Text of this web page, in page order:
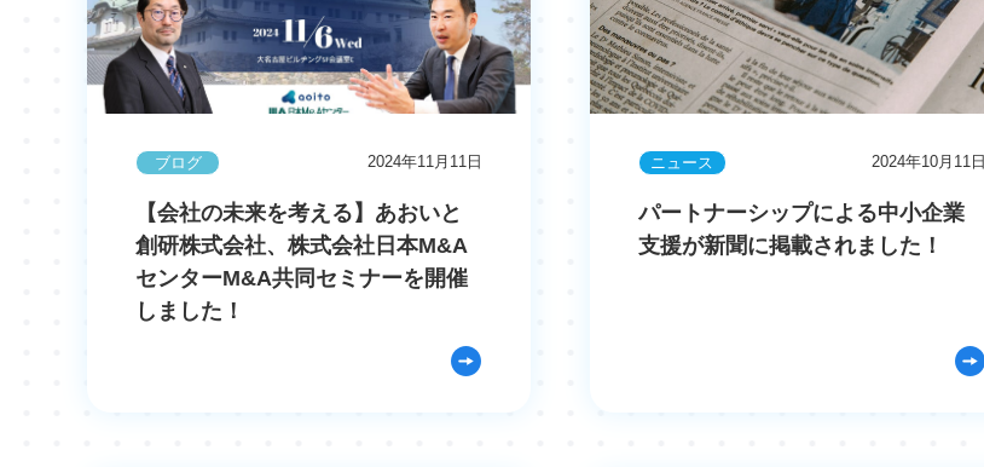
ブログ 2024年11月11日
【会社の未来を考える】あおいと
創研株式会社、株式会社日本M&A
センターM&A共同セミナーを開催
しました！
ニュース 2024年10月11日
パートナーシップによる中小企業
支援が新聞に掲載されました！